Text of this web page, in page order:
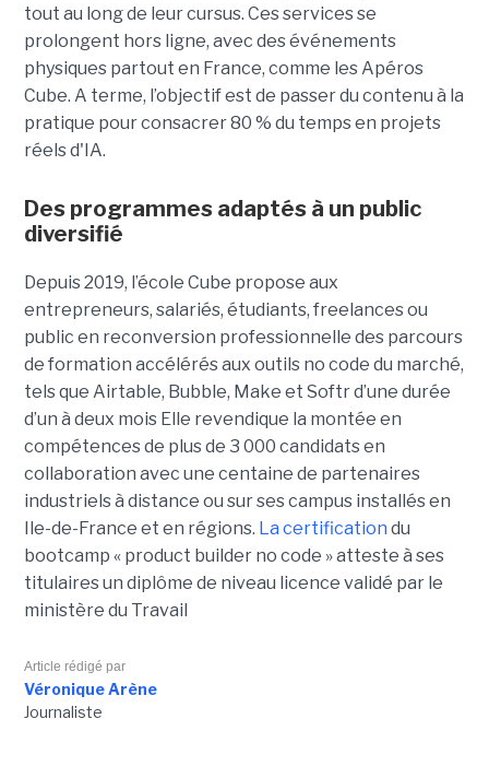
tout au long de leur cursus. Ces services se
prolongent hors ligne, avec des événements
physiques partout en France, comme les Apéros
Cube. A terme, l’objectif est de passer du contenu à la
pratique pour consacrer 80 % du temps en projets
réels d'IA.
Des programmes adaptés à un public
diversifié
Depuis 2019, l’école Cube propose aux
entrepreneurs, salariés, étudiants, freelances ou
public en reconversion professionnelle des parcours
de formation accélérés aux outils no code du marché,
tels que Airtable, Bubble, Make et Softr d’une durée
d’un à deux mois Elle revendique la montée en
compétences de plus de 3 000 candidats en
collaboration avec une centaine de partenaires
industriels à distance ou sur ses campus installés en
Ile-de-France et en régions. La certification du
bootcamp « product builder no code » atteste à ses
titulaires un diplôme de niveau licence validé par le
ministère du Travail
Article rédigé par
Véronique Arène
Journaliste